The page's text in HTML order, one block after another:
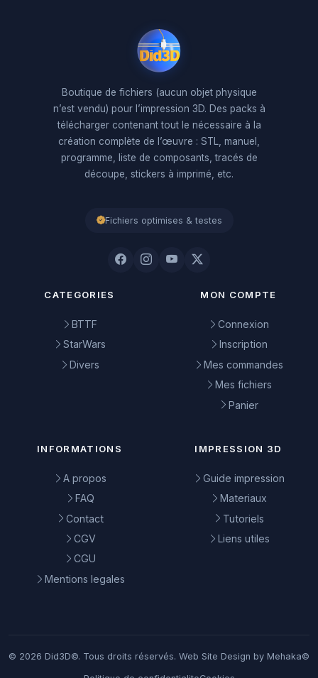
Boutique de fichiers (aucun objet physique
n’est vendu) pour l’impression 3D. Des packs à
télécharger contenant tout le nécessaire à la
création complète de l’œuvre : STL, manuel,
programme, liste de composants, tracés de
découpe, stickers à imprimé, etc.
Fichiers optimises & testes
CATEGORIES
BTTF
StarWars
Divers
MON COMPTE
Connexion
Inscription
Mes commandes
Mes fichiers
Panier
INFORMATIONS
A propos
FAQ
Contact
CGV
CGU
Mentions legales
IMPRESSION 3D
Guide impression
Materiaux
Tutoriels
Liens utiles
© 2026 Did3D©. Tous droits réservés. Web Site Design by Mehaka©